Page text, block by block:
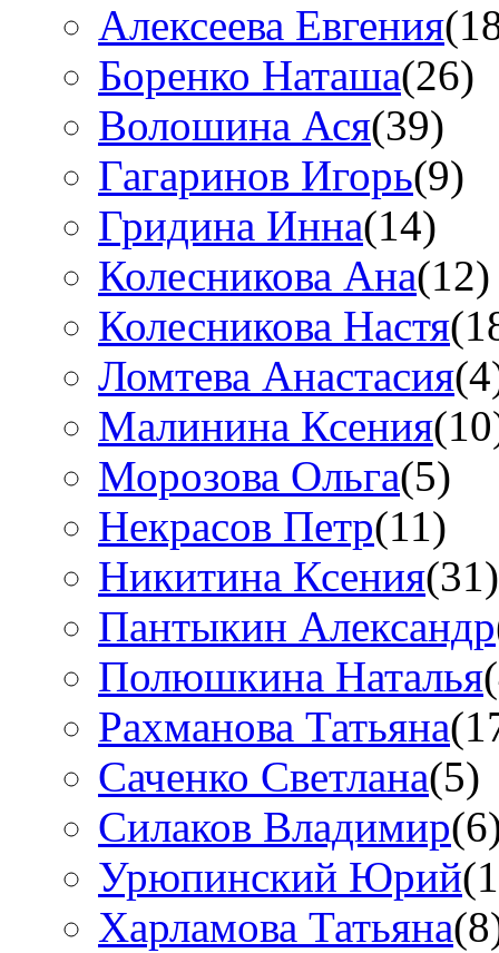
Алексеева Евгения
Боренко Наташа(26)
Волошина Ася(39)
Гагаринов Игорь(9)
Гридина Инна(14)
Колесникова Анa(12)
Колесникова Настя
Ломтева Анастасия
Малинина Ксения
Морозова Ольга(5)
Некрасов Петр(11)
Никитина Ксения(31)
Пантыкин Александр
Полюшкина Наталья
Рахманова Татьяна
Саченко Светлана(5)
Силаков Владимир
Урюпинский Юрий
Харламова Татьяна